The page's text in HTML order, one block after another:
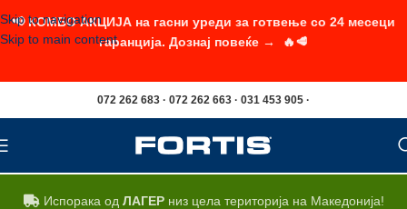
Skip to navigation
Skip to main content
072 262 683 · 072 262 663 · 031 453 905 ·
Испорака од ЛАГЕРниз цела територија на Македонија!
📢 КОМБО АКЦИЈА на гасни уреди за готвење со 24 месеци
гаранција. Дознај повеќе → 🔥🥩